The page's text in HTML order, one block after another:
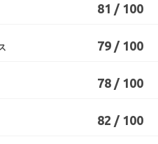
81 / 100
79 / 100
78 / 100
82 / 100